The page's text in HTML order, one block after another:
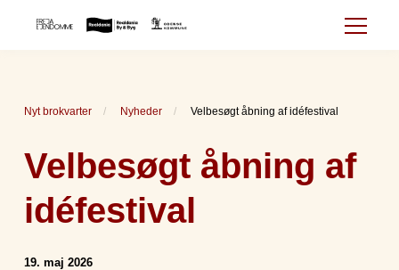
Nyt brokvarter Nyheder Velbesøgt åbning af idéfestival
Velbesøgt åbning af
idéfestival
19. maj 2026